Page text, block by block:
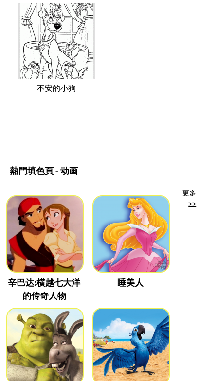
不安的小狗
熱門填色頁 - 动画
辛巴达:横越七大洋
的传奇人物
睡美人
更多
>>